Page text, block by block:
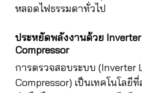
หลอดไฟธรรมดาทั่วไป
ประหยัดพลังงานด้วย
Compressor
การตรวจสอบระบบ (Inverter
Compressor) เป็นเทคโนโลยี